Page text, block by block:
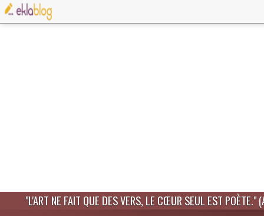
"L'ART NE FAIT QUE DES VERS, LE CŒUR SEUL EST POÈTE."